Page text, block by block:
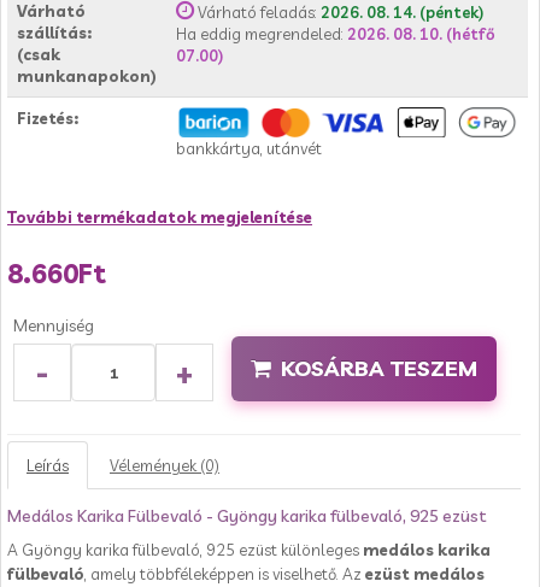
Várható
szállítás:
(csak
munkanapokon)
Várható feladás: 2026. 08. 14. (péntek)
Ha eddig megrendeled: 2026. 08. 10. (hétfő
07.00)
Fizetés:
bankkártya, utánvét
További termékadatok megjelenítése
8.660Ft
Mennyiség
- + KOSÁRBA TESZEM
Leírás Vélemények (0)
Medálos Karika Fülbevaló - Gyöngy karika fülbevaló, 925 ezüst
A Gyöngy karika fülbevaló, 925 ezüst különleges medálos karika
fülbevaló , amely többféleképpen is viselhető. Az ezüst medálos